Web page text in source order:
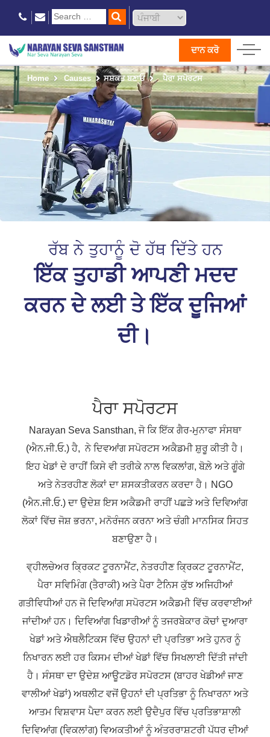
ਦਾਨ ਕਰੋ
Home Causes ਸਸ਼ਕਤ ਬਣਾਓ ਪੈਰਾ ਸਪੋਰਟਸ
ਰੱਬ ਨੇ ਤੁਹਾਨੂੰ ਦੋ ਹੱਥ ਦਿੱਤੇ ਹਨ
ਇੱਕ ਤੁਹਾਡੀ ਆਪਣੀ ਮਦਦ
ਕਰਨ ਦੇ ਲਈ ਤੇ ਇੱਕ ਦੂਜਿਆਂ
ਦੀ।
ਪੈਰਾ ਸਪੋਰਟਸ
Narayan Seva Sansthan, ਜੋ ਕਿ ਇੱਕ ਗੈਰ-ਮੁਨਾਫਾ ਸੰਸਥਾ
(ਐਨ.ਜੀ.ਓ.) ਹੈ, ਨੇ ਦਿਵਆਂਗ ਸਪੋਰਟਸ ਅਕੈਡਮੀ ਸ਼ੁਰੂ ਕੀਤੀ ਹੈ।
ਇਹ ਖੇਡਾਂ ਦੇ ਰਾਹੀਂ ਕਿਸੇ ਵੀ ਤਰੀਕੇ ਨਾਲ ਵਿਕਲਾਂਗ, ਬੋਲ਼ੇ ਅਤੇ ਗੂੰਗੇ
ਅਤੇ ਨੇਤਰਹੀਣ ਲੋਕਾਂ ਦਾ ਸ਼ਸਕਤੀਕਰਨ ਕਰਦਾ ਹੈ। NGO
(ਐਨ.ਜੀ.ਓ.) ਦਾ ਉਦੇਸ਼ ਇਸ ਅਕੈਡਮੀ ਰਾਹੀਂ ਪਛੜੇ ਅਤੇ ਦਿਵਿਆਂਗ
ਲੋਕਾਂ ਵਿੱਚ ਜੋਸ਼ ਭਰਨਾ, ਮਨੋਰੰਜਨ ਕਰਨਾ ਅਤੇ ਚੰਗੀ ਮਾਨਸਿਕ ਸਿਹਤ
ਬਣਾਉਣਾ ਹੈ।
ਵ੍ਹੀਲਚੇਅਰ ਕ੍ਰਿਕਟ ਟੂਰਨਾਮੈਂਟ, ਨੇਤਰਹੀਣ ਕ੍ਰਿਕਟ ਟੂਰਨਾਮੈਂਟ,
ਪੈਰਾ ਸਵਿਮਿੰਗ (ਤੈਰਾਕੀ) ਅਤੇ ਪੈਰਾ ਟੈਨਿਸ ਕੁੱਝ ਅਜਿਹੀਆਂ
ਗਤੀਵਿਧੀਆਂ ਹਨ ਜੋ ਦਿਵਿਆਂਗ ਸਪੋਰਟਸ ਅਕੈਡਮੀ ਵਿੱਚ ਕਰਵਾਈਆਂ
ਜਾਂਦੀਆਂ ਹਨ। ਦਿਵਿਆਂਗ ਖਿਡਾਰੀਆਂ ਨੂੰ ਤਜਰਬੇਕਾਰ ਕੋਚਾਂ ਦੁਆਰਾ
ਖੇਡਾਂ ਅਤੇ ਐਥਲੈਟਿਕਸ ਵਿੱਚ ਉਹਨਾਂ ਦੀ ਪ੍ਰਤਿਭਾ ਅਤੇ ਹੁਨਰ ਨੂੰ
ਨਿਖਾਰਨ ਲਈ ਹਰ ਕਿਸਮ ਦੀਆਂ ਖੇਡਾਂ ਵਿੱਚ ਸਿਖਲਾਈ ਦਿੱਤੀ ਜਾਂਦੀ
ਹੈ। ਸੰਸਥਾ ਦਾ ਉਦੇਸ਼ ਆਊਟਡੋਰ ਸਪੋਰਟਸ (ਬਾਹਰ ਖੇਡੀਆਂ ਜਾਣ
ਵਾਲੀਆਂ ਖੇਡਾਂ) ਅਥਲੀਟ ਵਜੋਂ ਉਹਨਾਂ ਦੀ ਪ੍ਰਤਿਭਾ ਨੂੰ ਨਿਖਾਰਨਾ ਅਤੇ
ਆਤਮ ਵਿਸ਼ਵਾਸ ਪੈਦਾ ਕਰਨ ਲਈ ਉਦੈਪੁਰ ਵਿੱਚ ਪ੍ਰਤਿਭਾਸ਼ਾਲੀ
ਦਿਵਿਆਂਗ (ਵਿਕਲਾਂਗ) ਵਿਅਕਤੀਆਂ ਨੂੰ ਅੰਤਰਰਾਸ਼ਟਰੀ ਪੱਧਰ ਦੀਆਂ